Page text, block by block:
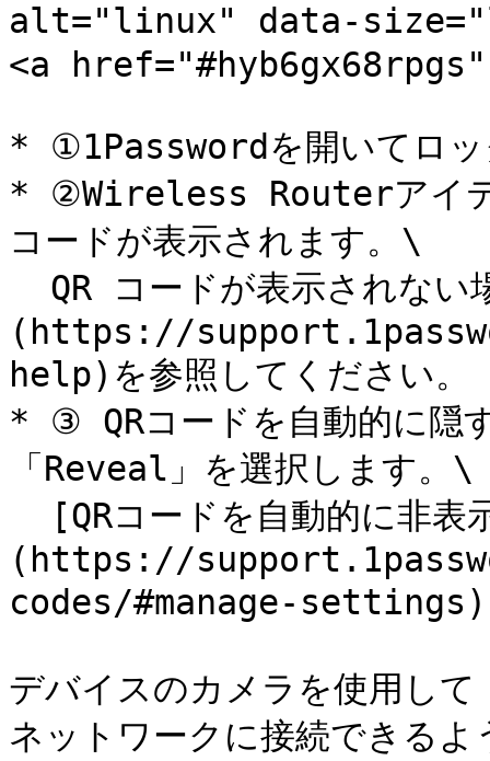
alt="linux" data-
<a
* ①1Passwordを開いてロッ
* ②Wireless Routerアイテ
コードが表示されます。\
(https://
help)を参照してください。
* ③ QRコードを自動的に隠
「Reveal」を選択します。\
(https://
codes/#manage-settings)
デバイスのカメラを使用し
ネットワークに接続できる